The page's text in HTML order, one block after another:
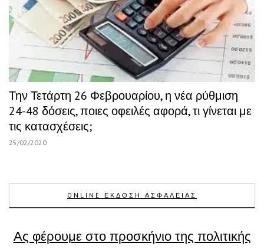
Την Τετάρτη 26 Φεβρουαρίου, η νέα ρύθμιση
24-48 δόσεις, ποιες οφειλές αφορά, τι γίνεται με
τις κατασχέσεις;
25/02/2020
ONLINE ΕΚΔΟΣΗ ΑΣΦΑΛΕΙΑΣ
Ας φέρουμε στο προσκήνιο της πολιτικής